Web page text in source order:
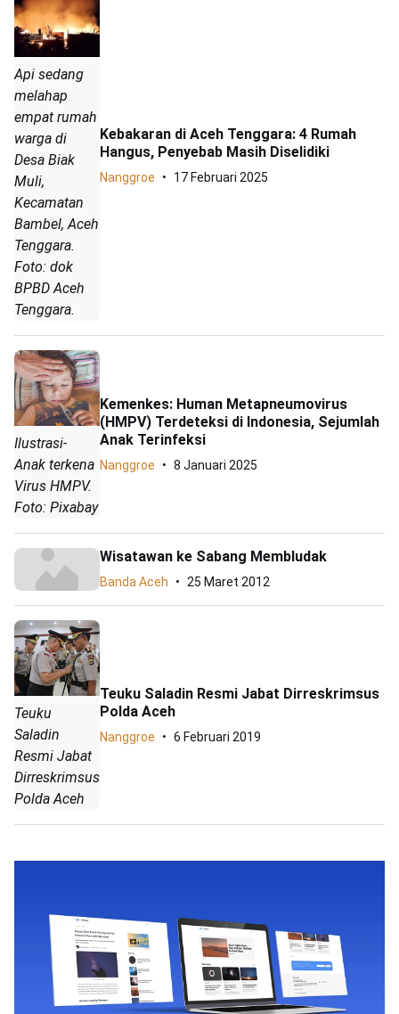
Api sedang
melahap
empat rumah
warga di
Desa Biak
Muli,
Kecamatan
Bambel, Aceh
Tenggara.
Foto: dok
BPBD Aceh
Tenggara.
Kebakaran di Aceh Tenggara: 4 Rumah
Hangus, Penyebab Masih Diselidiki
Nanggroe 17 Februari 2025
Ilustrasi-
Anak terkena
Virus HMPV.
Foto: Pixabay
Kemenkes: Human Metapneumovirus
(HMPV) Terdeteksi di Indonesia, Sejumlah
Anak Terinfeksi
Nanggroe 8 Januari 2025
Wisatawan ke Sabang Membludak
Banda Aceh 25 Maret 2012
Teuku
Saladin
Resmi Jabat
Dirreskrimsus
Polda Aceh
Teuku Saladin Resmi Jabat Dirreskrimsus
Polda Aceh
Nanggroe 6 Februari 2019